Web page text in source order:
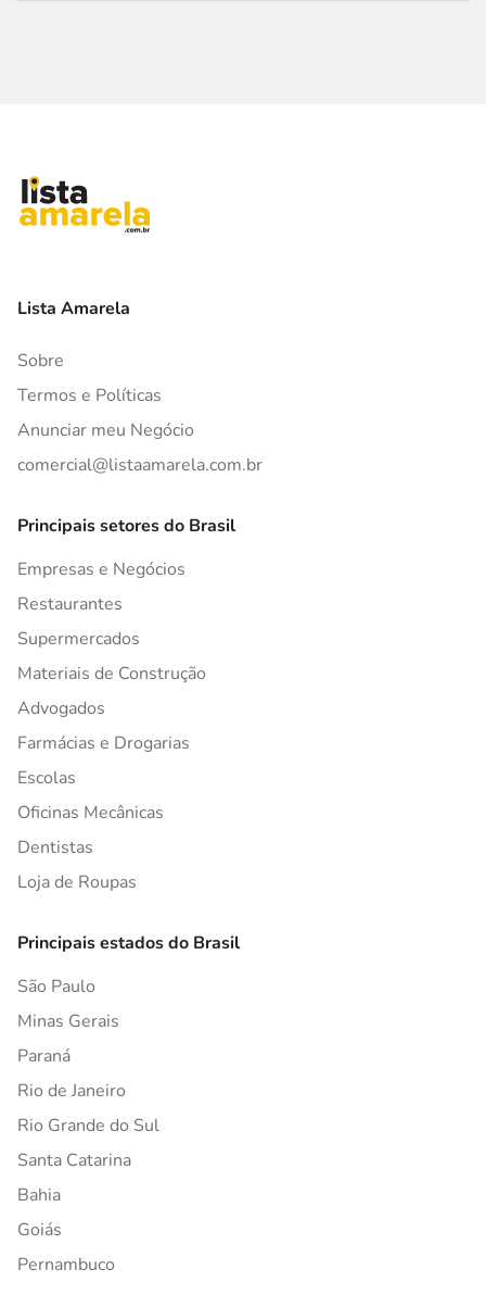
Lista Amarela
Sobre
Termos e Políticas
Anunciar meu Negócio
comercial@listaamarela.com.br
Principais setores do Brasil
Empresas e Negócios
Restaurantes
Supermercados
Materiais de Construção
Advogados
Farmácias e Drogarias
Escolas
Oficinas Mecânicas
Dentistas
Loja de Roupas
Principais estados do Brasil
São Paulo
Minas Gerais
Paraná
Rio de Janeiro
Rio Grande do Sul
Santa Catarina
Bahia
Goiás
Pernambuco